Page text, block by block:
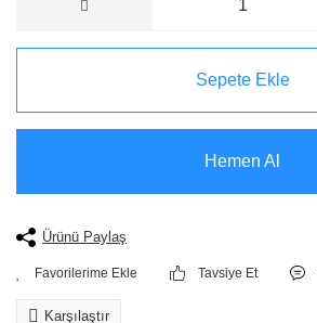
Sepete Ekle
Hemen Al
Ürünü Paylaş
Tavsiye Et
Karşılaştır